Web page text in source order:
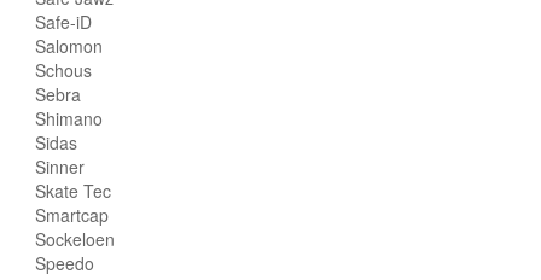
Safe-iD
Salomon
Schous
Sebra
Shimano
Sidas
Sinner
Skate Tec
Smartcap
Sockeloen
Speedo